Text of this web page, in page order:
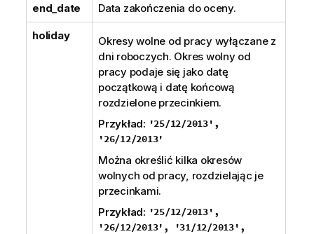
end_date Data zakończenia do oceny.
holiday
Okresy wolne od pracy wyłączane z
dni roboczych. Okres wolny od
pracy podaje się jako datę
początkową i datę końcową
rozdzielone przecinkiem.
Przykład: '25/12/2013',
'26/12/2013'
Można określić kilka okresów
wolnych od pracy, rozdzielając je
przecinkami.
Przykład: '25/12/2013',
'26/12/2013', '31/12/2013',